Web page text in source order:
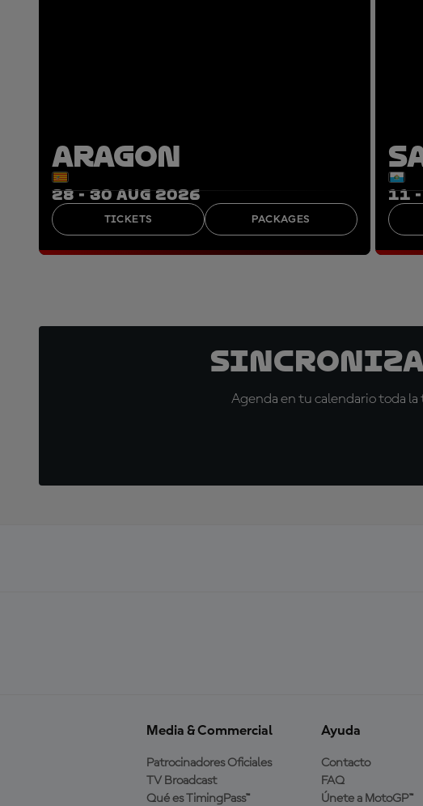
ARAGON
28 - 30 AUG 2026
TICKETS PACKAGES
11
Sincroniza
Agenda en tu calendario toda la
Media & Commercial
Patrocinadores Oficiales
TV Broadcast
Qué es TimingPass™
Ayuda
Contacto
FAQ
Únete a MotoGP™